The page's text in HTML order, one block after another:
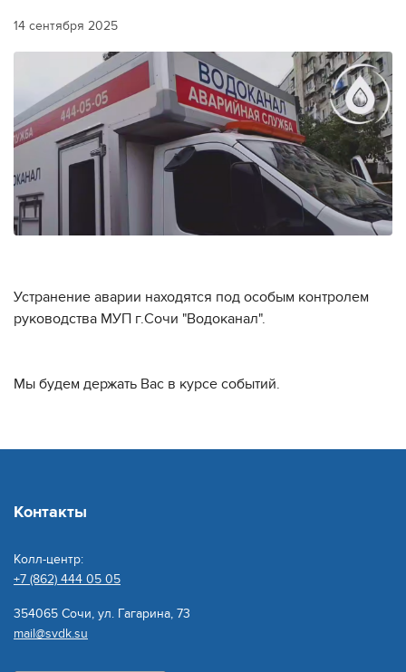
14 сентября 2025
Устранение аварии находятся под особым контролем
руководства МУП г.Сочи "Водоканал".
Мы будем держать Вас в курсе событий.
Контакты
Колл-центр:
+7 (862) 444 05 05
354065 Сочи, ул. Гагарина, 73
mail@svdk.su